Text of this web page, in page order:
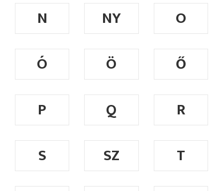
N
NY
O
Ó
Ö
Ő
P
Q
R
S
SZ
T